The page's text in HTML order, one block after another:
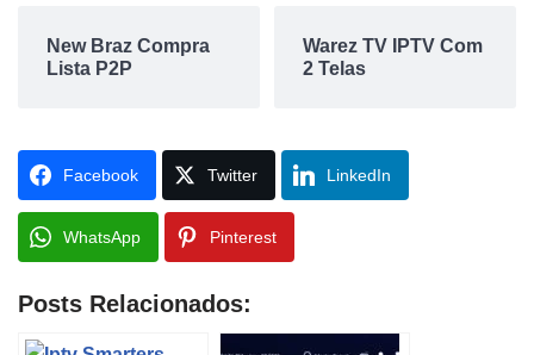
New Braz Compra
Lista P2P
Warez TV IPTV Com
2 Telas
Facebook Twitter LinkedIn
WhatsApp Pinterest
Posts Relacionados: